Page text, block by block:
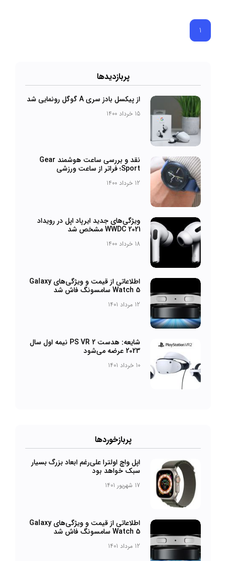
1
پرباز‌دیدها
از پیکسل بادز سری A گوگل رونمایی شد
15 خرداد 1400
نقد و بررسی ساعت هوشمند Gear
Sport؛ فراتر از ساعت ورزشی
12 خرداد 1400
ویژگی‌های جدید ایرپاد اپل در رویداد
WWDC 2021 مشخص شد
18 خرداد 1400
اطلاعاتی از قیمت و ویژگی‌های Galaxy
Watch 5 سامسونگ فاش شد
12 مرداد 1401
شایعه: هدست PS VR 2 نیمه اول سال
2023 عرضه می‌شود
10 خرداد 1401
پربازخورد‌ها
اپل واچ اولترا علی‌رغم ابعاد بزرگ بسیار
سبک خواهد بود
17 شهریور 1401
اطلاعاتی از قیمت و ویژگی‌های Galaxy
Watch 5 سامسونگ فاش شد
12 مرداد 1401